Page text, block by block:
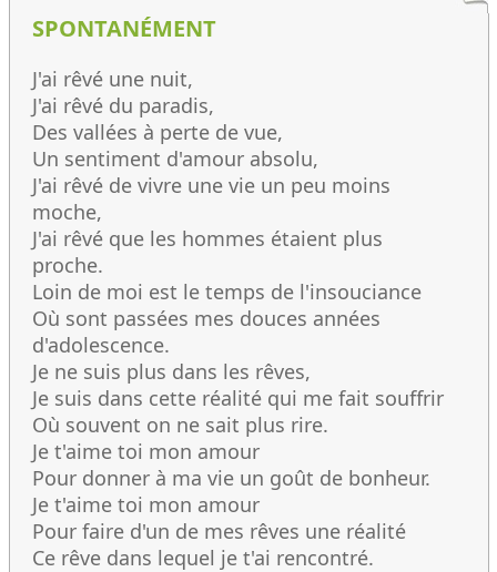
SPONTANÉMENT
J'ai rêvé une nuit,
J'ai rêvé du paradis,
Des vallées à perte de vue,
Un sentiment d'amour absolu,
J'ai rêvé de vivre une vie un peu moins
moche,
J'ai rêvé que les hommes étaient plus
proche.
Loin de moi est le temps de l'insouciance
Où sont passées mes douces années
d'adolescence.
Je ne suis plus dans les rêves,
Je suis dans cette réalité qui me fait souffrir
Où souvent on ne sait plus rire.
Je t'aime toi mon amour
Pour donner à ma vie un goût de bonheur.
Je t'aime toi mon amour
Pour faire d'un de mes rêves une réalité
Ce rêve dans lequel je t'ai rencontré.